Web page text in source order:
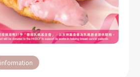
information